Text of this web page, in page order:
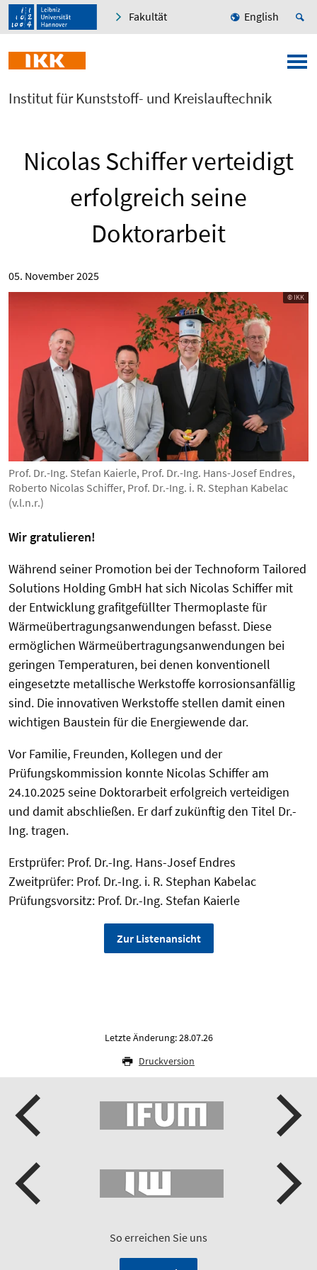
Fakultät English
Institut für Kunststoff- und Kreislauftechnik
Nicolas Schiffer verteidigt
erfolgreich seine
Doktorarbeit
05. November 2025
© IKK
Prof. Dr.-Ing. Stefan Kaierle, Prof. Dr.-Ing. Hans-Josef Endres,
Roberto Nicolas Schiffer, Prof. Dr.-Ing. i. R. Stephan Kabelac
(v.l.n.r.)
Wir gratulieren!
Während seiner Promotion bei der Technoform Tailored
Solutions Holding GmbH hat sich Nicolas Schiffer mit
der Entwicklung grafitgefüllter Thermoplaste für
Wärmeübertragungsanwendungen befasst. Diese
ermöglichen Wärmeübertragungsanwendungen bei
geringen Temperaturen, bei denen konventionell
eingesetzte metallische Werkstoffe korrosionsanfällig
sind. Die innovativen Werkstoffe stellen damit einen
wichtigen Baustein für die Energiewende dar.
Vor Familie, Freunden, Kollegen und der
Prüfungskommission konnte Nicolas Schiffer am
24.10.2025 seine Doktorarbeit erfolgreich verteidigen
und damit abschließen. Er darf zukünftig den Titel Dr.-
Ing. tragen.
Erstprüfer: Prof. Dr.-Ing. Hans-Josef Endres
Zweitprüfer: Prof. Dr.-Ing. i. R. Stephan Kabelac
Prüfungsvorsitz: Prof. Dr.-Ing. Stefan Kaierle
Zur Listenansicht
Letzte Änderung: 28.07.26
Druckversion
So erreichen Sie uns